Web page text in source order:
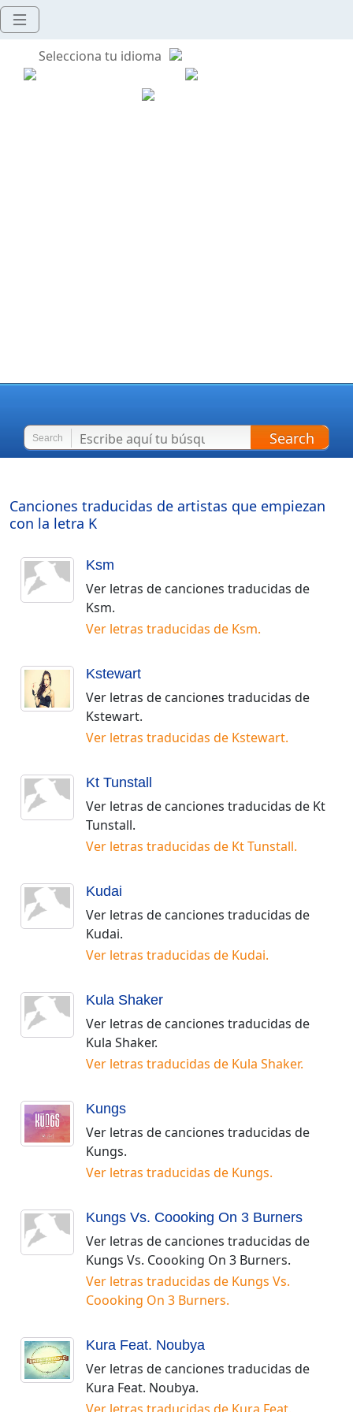
Selecciona tu idioma
Search Search
Canciones traducidas de artistas que empiezan
con la letra K
Ksm
Ver letras de canciones traducidas de
Ksm.
Ver letras traducidas de Ksm.
Kstewart
Ver letras de canciones traducidas de
Kstewart.
Ver letras traducidas de Kstewart.
Kt Tunstall
Ver letras de canciones traducidas de Kt
Tunstall.
Ver letras traducidas de Kt Tunstall.
Kudai
Ver letras de canciones traducidas de
Kudai.
Ver letras traducidas de Kudai.
Kula Shaker
Ver letras de canciones traducidas de
Kula Shaker.
Ver letras traducidas de Kula Shaker.
Kungs
Ver letras de canciones traducidas de
Kungs.
Ver letras traducidas de Kungs.
Kungs Vs. Coooking On 3 Burners
Ver letras de canciones traducidas de
Kungs Vs. Coooking On 3 Burners.
Ver letras traducidas de Kungs Vs.
Coooking On 3 Burners.
Kura Feat. Noubya
Ver letras de canciones traducidas de
Kura Feat. Noubya.